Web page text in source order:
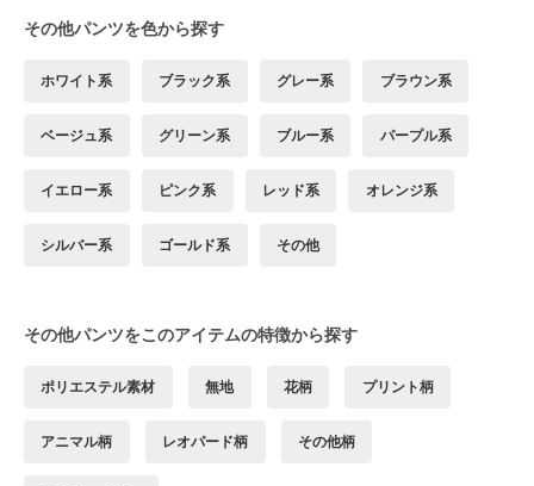
その他パンツを色から探す
ホワイト系 ブラック系 グレー系 ブラウン系
ベージュ系 グリーン系 ブルー系 パープル系
イエロー系 ピンク系 レッド系 オレンジ系
シルバー系 ゴールド系 その他
その他パンツをこのアイテムの特徴から探す
ポリエステル素材 無地 花柄 プリント柄
アニマル柄 レオパード柄 その他柄